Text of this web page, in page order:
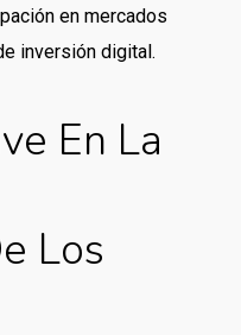
en mercados
inversión digital.
En La
Los